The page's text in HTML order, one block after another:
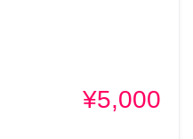
¥5,000